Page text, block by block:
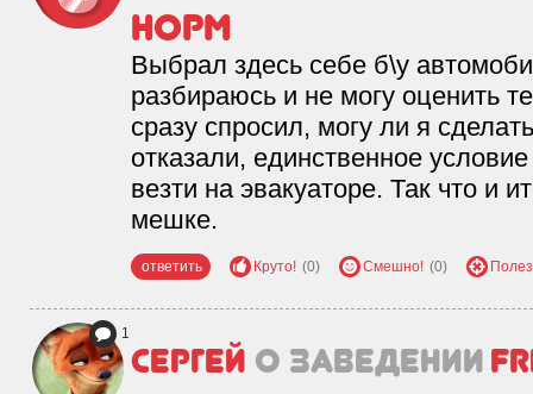
Норм
Выбрал здесь себе б\у
разбираюсь и не могу оценить
сразу спросил, могу ли я
отказали, единственное
везти на эвакуаторе. Так что и
мешке.
ответить Круто! (0) Смешно! (0)
1
Сергей о заведении